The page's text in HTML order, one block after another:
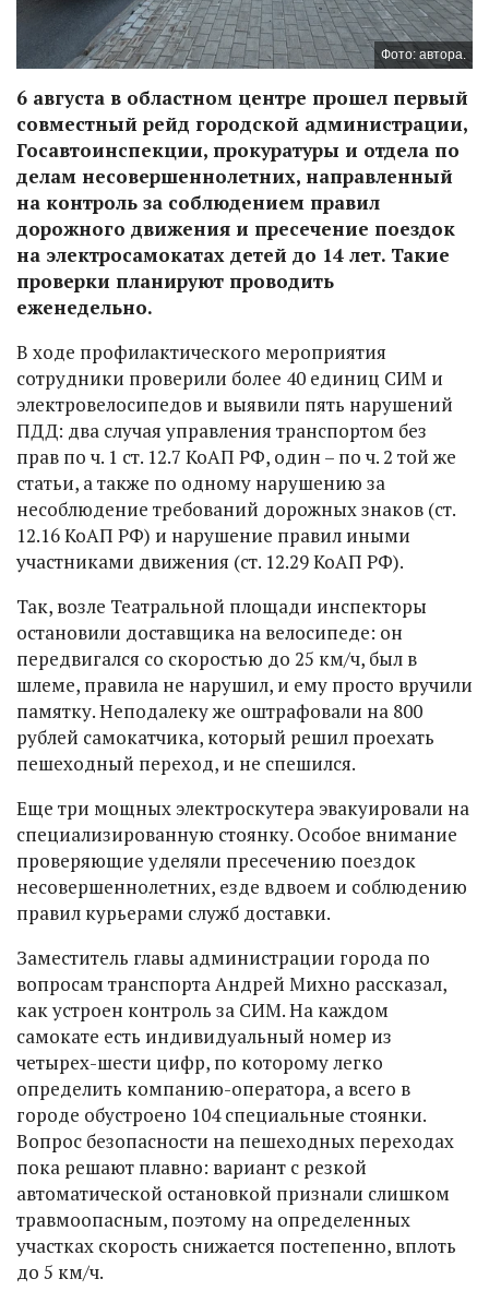
Фото: автора.
6 августа в областном центре прошел первый
совместный рейд городской администрации,
Госавтоинспекции, прокуратуры и отдела по
делам несовершеннолетних, направленный
на контроль за соблюдением правил
дорожного движения и пресечение поездок
на электросамокатах детей до 14 лет. Такие
проверки планируют проводить
еженедельно.
В ходе профилактического мероприятия
сотрудники проверили более 40 единиц СИМ и
электровелосипедов и выявили пять нарушений
ПДД: два случая управления транспортом без
прав по ч. 1 ст. 12.7 КоАП РФ, один – по ч. 2 той же
статьи, а также по одному нарушению за
несоблюдение требований дорожных знаков (ст.
12.16 КоАП РФ) и нарушение правил иными
участниками движения (ст. 12.29 КоАП РФ).
Так, возле Театральной площади инспекторы
остановили доставщика на велосипеде: он
передвигался со скоростью до 25 км/ч, был в
шлеме, правила не нарушил, и ему просто вручили
памятку. Неподалеку же оштрафовали на 800
рублей самокатчика, который решил проехать
пешеходный переход, и не спешился.
Еще три мощных электроскутера эвакуировали на
специализированную стоянку. Особое внимание
проверяющие уделяли пресечению поездок
несовершеннолетних, езде вдвоем и соблюдению
правил курьерами служб доставки.
Заместитель главы администрации города по
вопросам транспорта Андрей Михно рассказал,
как устроен контроль за СИМ. На каждом
самокате есть индивидуальный номер из
четырех-шести цифр, по которому легко
определить компанию-оператора, а всего в
городе обустроено 104 специальные стоянки.
Вопрос безопасности на пешеходных переходах
пока решают плавно: вариант с резкой
автоматической остановкой признали слишком
травмоопасным, поэтому на определенных
участках скорость снижается постепенно, вплоть
до 5 км/ч.